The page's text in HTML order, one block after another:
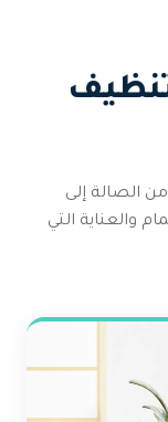
الصالة إلى
والعناية التي